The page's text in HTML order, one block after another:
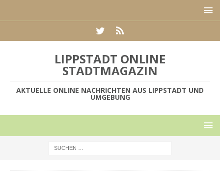
LIPPSTADT ONLINE
STADTMAGAZIN
AKTUELLE ONLINE NACHRICHTEN AUS LIPPSTADT UND
UMGEBUNG